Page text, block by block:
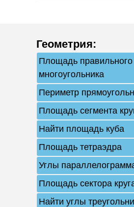
Геометрия:
Площадь правильного
многоугольника
Периметр
Площадь сегмента
Найти площадь куба
Площадь тетраэдра
Углы
Площадь сектора
Найти углы